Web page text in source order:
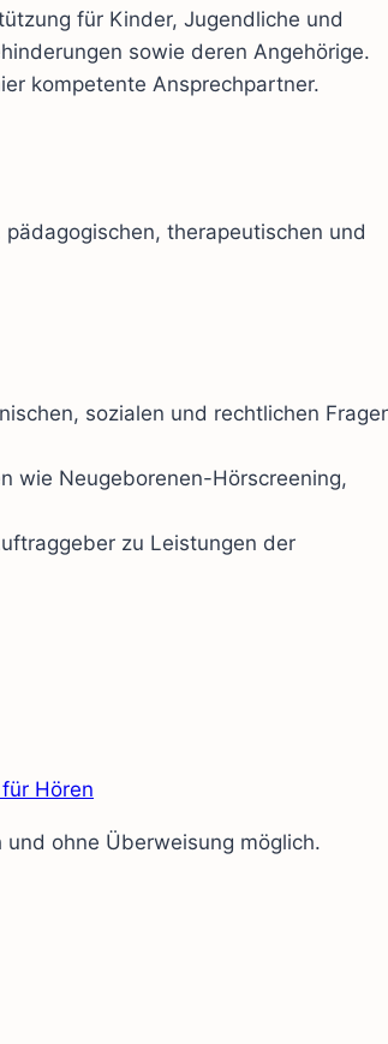
für Kinder, Jugendliche und
sowie deren Angehörige.
kompetente Ansprechpartner.
therapeutischen und
sozialen und rechtlichen
wie Neugeborenen-Hörscreening,
zu Leistungen der
Hören
ohne Überweisung möglich.